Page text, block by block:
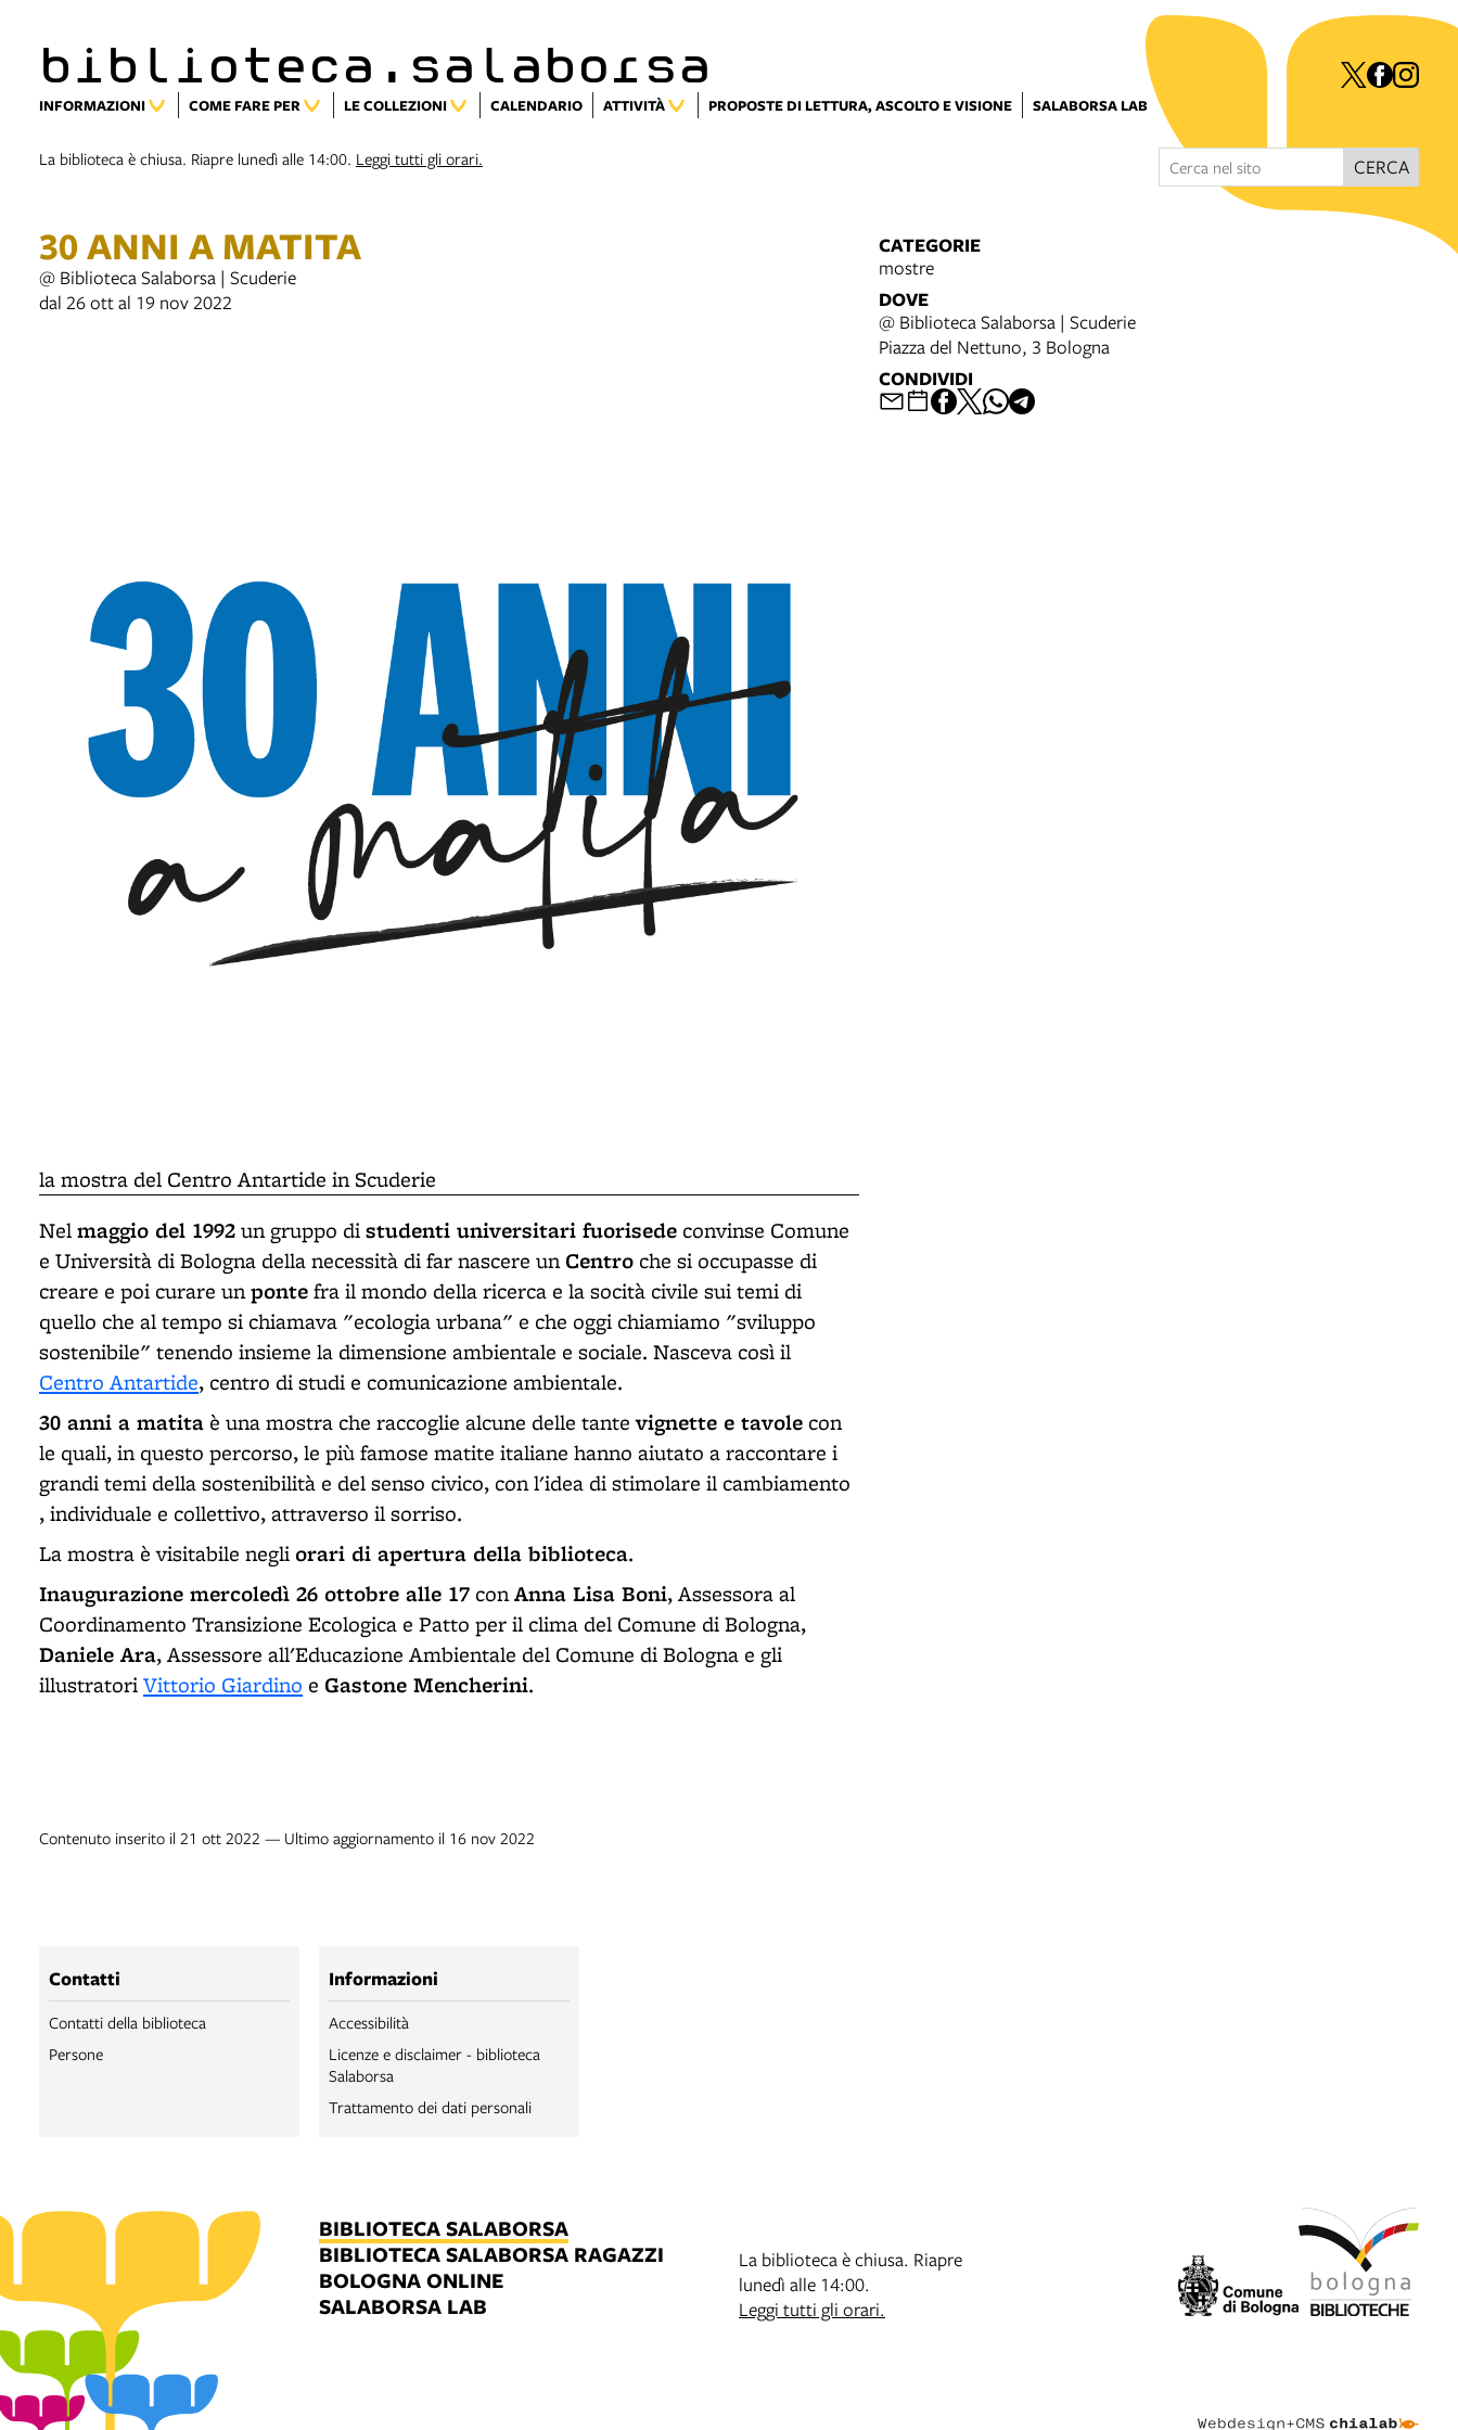
biblioteca.salaborsa
INFORMAZIONI COME FARE PER LE COLLEZIONI CALENDARIO ATTIVITÀ PROPOSTE DI LETTURA, ASCOLTO E VISIONE SALABORSA LAB
La biblioteca è chiusa. Riapre lunedì alle 14:00. Leggi tutti gli orari. CERCA
30 ANNI A MATITA
@ Biblioteca Salaborsa | Scuderie
dal 26 ott al 19 nov 2022
la mostra del Centro Antartide in Scuderie
Nelmaggio del 1992un gruppo distudenti universitari fuorisede convinse Comune
e Università di Bologna della necessità di far nascere unCentro che si occupasse di
creare e poi curare unpontefra il mondo della ricerca e la socità civile sui temi di
quello che al tempo si chiamava "ecologia urbana" e che oggi chiamiamo "sviluppo
sostenibile" tenendo insieme la dimensione ambientale e sociale. Nasceva così il
Centro Antartide, centro di studi e comunicazione ambientale.
30 anni a matita è una mostra che raccoglie alcune delle tantevignette e tavole con
le quali, in questo percorso, le più famose matite italiane hanno aiutato a raccontare i
grandi temi della sostenibilità e del senso civico, con l'idea di stimolare il cambiamento
, individuale e collettivo, attraverso il sorriso.
La mostra è visitabile negliorari di apertura della biblioteca.
Inaugurazione mercoledì 26 ottobre alle 17 conAnna Lisa Boni, Assessora al
Coordinamento Transizione Ecologica e Patto per il clima del Comune di Bologna,
Daniele Ara, Assessore all'Educazione Ambientale del Comune di Bologna e gli
illustratoriVittorio Giardino e Gastone Mencherini.
CATEGORIE
mostre
DOVE
@ Biblioteca Salaborsa | Scuderie
Piazza del Nettuno, 3 Bologna
CONDIVIDI
Contenuto inserito il 21 ott 2022 — Ultimo aggiornamento il 16 nov 2022
Contatti
Contatti della biblioteca
Persone
Informazioni
Accessibilità
Licenze e disclaimer - biblioteca
Salaborsa
Trattamento dei dati personali
BIBLIOTECA SALABORSA
BIBLIOTECA SALABORSA RAGAZZI
BOLOGNA ONLINE
SALABORSA LAB
La biblioteca è chiusa. Riapre
lunedì alle 14:00.
Leggi tutti gli orari.